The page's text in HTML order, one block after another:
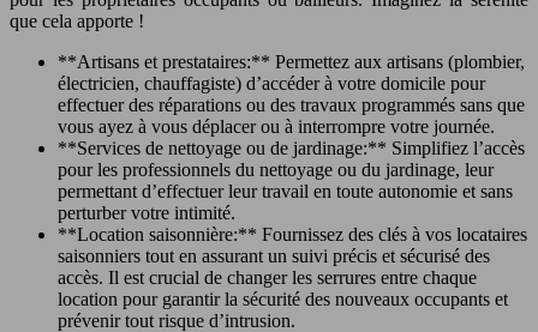
que cela apporte !
**Artisans et prestataires:** Permettez aux artisans (plombier,
électricien, chauffagiste) d’accéder à votre domicile pour
effectuer des réparations ou des travaux programmés sans que
vous ayez à vous déplacer ou à interrompre votre journée.
**Services de nettoyage ou de jardinage:** Simplifiez l’accès
pour les professionnels du nettoyage ou du jardinage, leur
permettant d’effectuer leur travail en toute autonomie et sans
perturber votre intimité.
**Location saisonnière:** Fournissez des clés à vos locataires
saisonniers tout en assurant un suivi précis et sécurisé des
accès. Il est crucial de changer les serrures entre chaque
location pour garantir la sécurité des nouveaux occupants et
prévenir tout risque d’intrusion.